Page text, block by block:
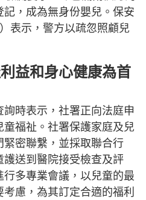
，成為無身份嬰兒。保安
表示，警方以疏忽照顧兒
益和身心健康為首
時表示，社署正向法庭申
福祉。社署保護家庭及兒
密聯繫，並採取聯合行
送到醫院接受檢查及評
多專業會議，以兒童的最
慮，為其訂定合適的福利